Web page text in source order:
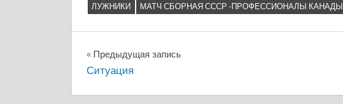
ЛУЖНИКИ МАТЧ СБОРНАЯ СССР -ПРОФЕССИОНАЛЫ КАНАДЫ
Навигация
по
Предыдущая запись
Ситуация